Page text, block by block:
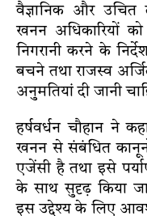
वैज्ञानिक और उचित
खनन अधिकारियों
निगरानी करने के
बचने तथा राजस्व
अनुमतियां दी जानी
हर्षवर्धन चौहान ने
खनन से संबंधित
एजेंसी है तथा इसे
के साथ सुदृढ़ किया
इस उद्देश्य के लिए